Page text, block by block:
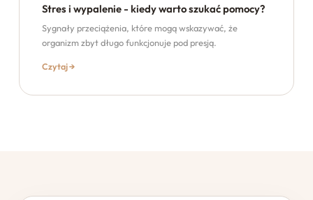
Stres i wypalenie - kiedy warto szukać pomocy?
Sygnały przeciążenia, które mogą wskazywać, że
organizm zbyt długo funkcjonuje pod presją.
Czytaj →